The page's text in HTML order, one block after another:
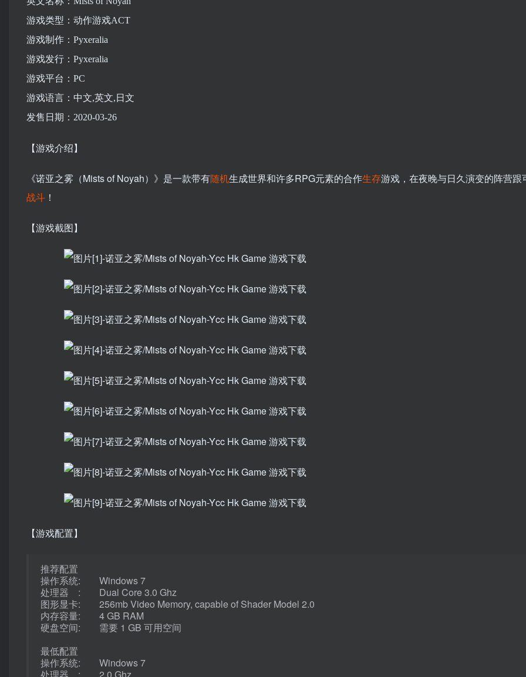
游戏类型：动作游戏ACT
游戏制作：Pyxeralia
游戏发行：Pyxeralia
游戏平台：PC
游戏语言：中文,英文,日文
发售日期：2020-03-26
【游戏介绍】
《诺亚之雾（Mists of Noyah）》是一款带有随机生成世界和许多RPG元素的合作生存游戏，在夜晚与日久演变的阵营跟
战斗 ！
【游戏截图】
【游戏配置】
推荐配置
操作系统: Windows 7
处理器 : Dual Core 3.0 Ghz
图形显卡: 256mb Video Memory, capable of Shader Model 2.0
内存容量: 4 GB RAM
硬盘空间: 需要 1 GB 可用空间
最低配置
操作系统: Windows 7